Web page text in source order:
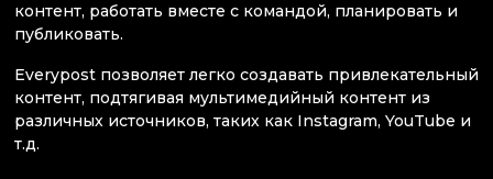
контент, работать вместе с командой, планировать и
публиковать.
Everypost позволяет легко создавать привлекательный
контент, подтягивая мультимедийный контент из
различных источников, таких как Instagram, YouTube и
т.д.